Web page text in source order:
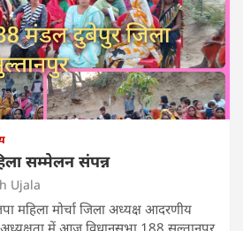
सम्मेलन संपन्न
Ujala
मोर्चा जिला अध्यक्ष आदरणीय
अध्यक्षता में आज विधानसभा 188 सुल्तानपुर